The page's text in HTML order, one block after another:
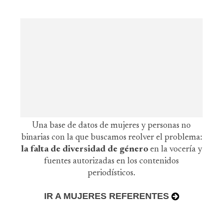
Una base de datos de mujeres y personas no
binarias con la que buscamos reolver el problema:
la falta de diversidad de género en la vocería y
fuentes autorizadas en los contenidos
periodísticos.
IR A MUJERES REFERENTES